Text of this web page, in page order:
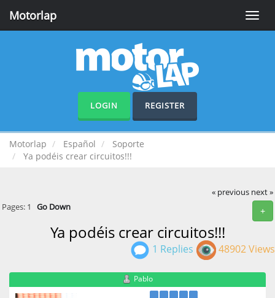
Toggle
Motorlap
LOGIN REGISTER
Motorlap Español
Soporte
Ya podéis crear circuitos!!!
« previous next »
+
Pages: 1 Go Down
Ya podéis crear circuitos!!!
1 Replies 48902 Views
Pablo